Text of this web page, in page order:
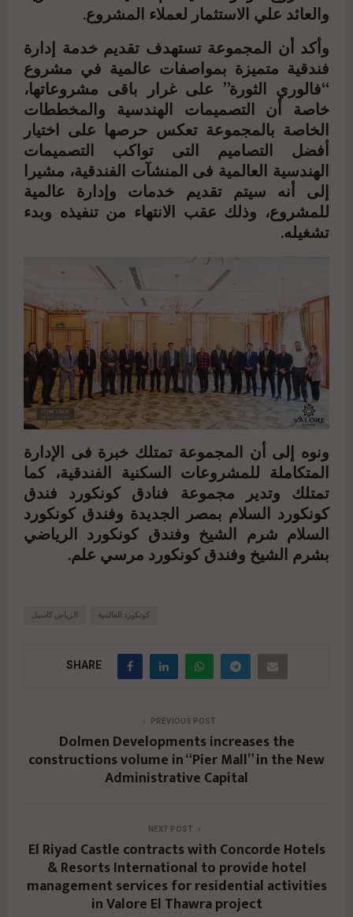
والعائد علي الاستثمار لعملاء المشروع.
وأكد أن المجموعة تستهدف تقديم خدمة إدارة
فندقية متميزة بمواصفات عالمية في مشروع
“فالوري الثورة” على غرار باقى مشروعاتها،
خاصة أن التصميمات الهندسية والمخططات
الخاصة بالمجموعة تعكس حرصها على اختيار
أفضل التصاميم التى تواكب التصميمات
الهندسية العالمية فى المنشآت الفندقية، مشيرا
إلى أنه سيتم تقديم خدمات وإدارة عالمية
للمشروع، وذلك عقب الانتهاء من تنفيذه وبدء
تشغيله.
ونوه إلى أن المجموعة تمتلك خبرة فى الإدارة
المتكاملة للمشروعات السكنية الفندقية، كما
تمتلك وتدير مجموعة فنادق كونكورد فندق
كونكورد السلام بمصر الجديدة وفندق كونكورد
السلام شرم الشيخ وفندق كونكورد الرياضي
بشرم الشيخ وفندق كونكورد مرسي علم.
الرياض كاسيل كونكورد العالمية
SHARE
PREVIOUS POST
Dolmen Developments increases the
constructions volume in “Pier Mall” in the New
Administrative Capital
NEXT POST
El Riyad Castle contracts with Concorde Hotels
& Resorts International to provide hotel
management services for residential activities
in Valore El Thawra project